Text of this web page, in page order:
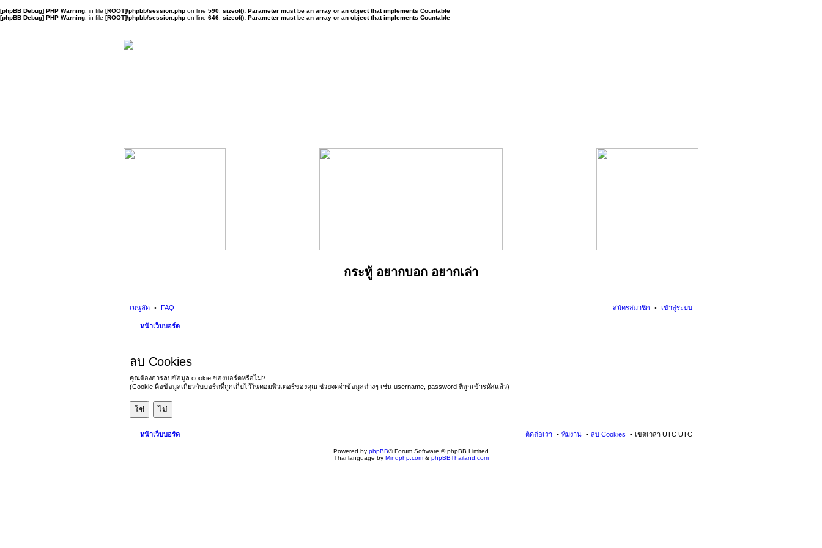
[phpBB Debug] PHP Warning: in file [ROOT]/phpbb/session.php on line 590: sizeof(): Parameter must be an array or an object that implements Countable
[phpBB Debug] PHP Warning: in file [ROOT]/phpbb/session.php on line 646: sizeof(): Parameter must be an array or an object that implements Countable
กระทู้ อยากบอก อยากเล่า
เมนูลัด FAQ เข้าสู่ระบบ
สมัครสมาชิก
หน้าเว็บบอร์ด
ลบ Cookies
คุณต้องการลบข้อมูล cookie ของบอร์ดหรือไม่?
(Cookie คือข้อมูลเกี่ยวกับบอร์ดที่ถูกเก็บไว้ในคอมพิวเตอร์ของคุณ ช่วยจดจำข้อมูลต่างๆ เช่น username, password ที่ถูกเข้ารหัสแล้ว)
หน้าเว็บบอร์ด เขตเวลา UTC UTC
ลบ Cookies
ทีมงาน
ติดต่อเรา
Powered by phpBB® Forum Software © phpBB Limited
Thai language by Mindphp.com& phpBBThailand.com